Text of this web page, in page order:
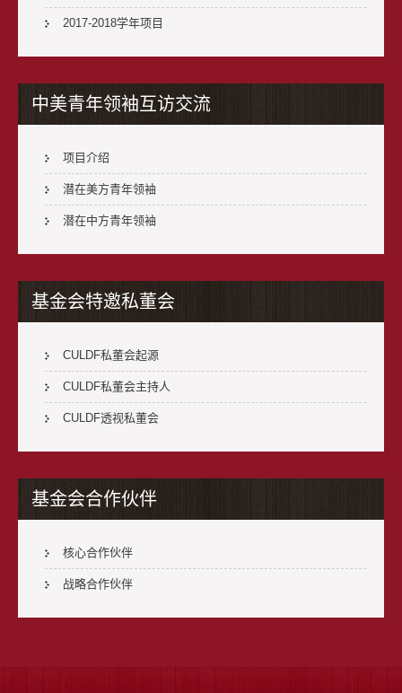
2017-2018学年项目
中美青年领袖互访交流
项目介绍
潜在美方青年领袖
潜在中方青年领袖
基金会特邀私董会
CULDF私董会起源
CULDF私董会主持人
CULDF透视私董会
基金会合作伙伴
核心合作伙伴
战略合作伙伴